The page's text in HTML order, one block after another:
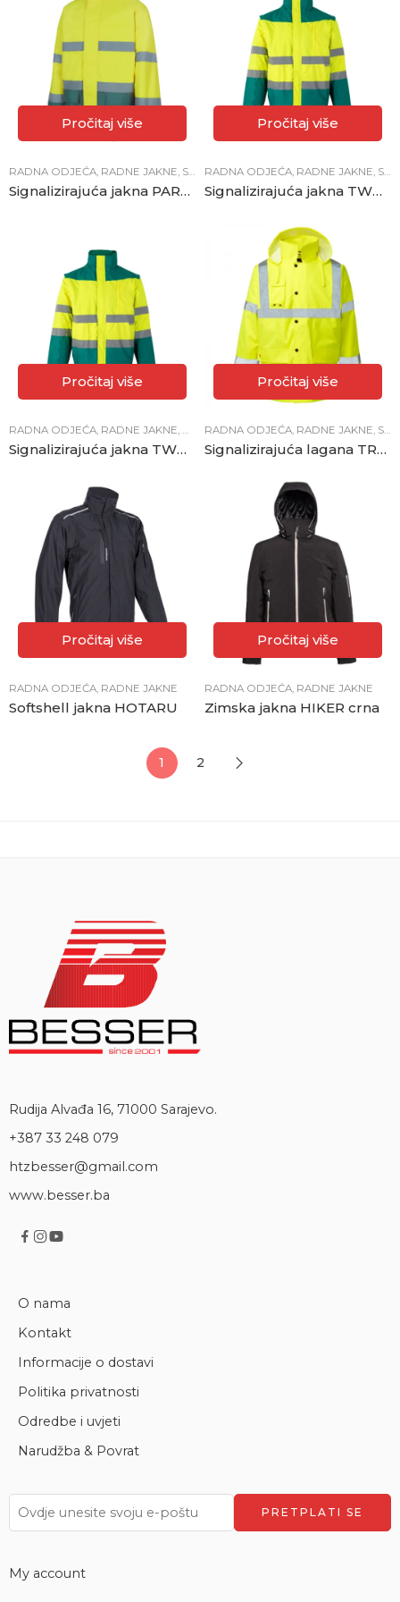
Pročitaj više
RADNA ODJEĆA RADNE JAKNE SIGNALIZIRAJUĆA OPREMA
Signalizirajuća jakna PARKA žuto-zelena
Pročitaj više
RADNA ODJEĆA RADNE JAKNE SIGNALIZIRAJUĆA OPREMA
Signalizirajuća jakna TWO-TONE
Pročitaj više
RADNA ODJEĆA RADNE JAKNE RADNI PRSLUCI,SIGNALIZIRAJUĆA
Signalizirajuća jakna TWO-TONE žuto-zelena
Pročitaj više
RADNA ODJEĆA RADNE JAKNE SIGNALIZIRAJUĆA OPREMA
Signalizirajuća lagana TRAFFIC jakna žuta
Pročitaj više
RADNA ODJEĆA RADNE JAKNE
Softshell jakna HOTARU
Pročitaj više
RADNA ODJEĆA RADNE JAKNE
Zimska jakna HIKER crna
1 2
Rudija Alvađa 16, 71000 Sarajevo.
+387 33 248 079
htzbesser@gmail.com
www.besser.ba
O nama
Kontakt
Informacije o dostavi
Politika privatnosti
Odredbe i uvjeti
Narudžba & Povrat
My account